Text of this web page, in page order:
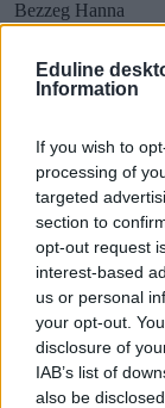
Eduline
Information
If you wish to
processing of
targeted
section to
opt-out request
interest-based
us or personal
your opt-out.
disclosure of
IAB’s list of
also be
Bezzeg Hanna
Már megnézhetitek
a végleges
Érettségi-felvételi
Csik Veronika
A héten